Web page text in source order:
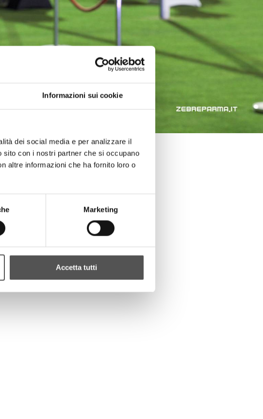
Informazioni sui cookie
dei social media e per analizzare il
con i nostri partner che si occupano
altre informazioni che ha fornito loro o
Marketing
Accetta tutti